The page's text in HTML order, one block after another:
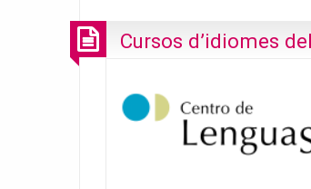
Cursos d’idiomes